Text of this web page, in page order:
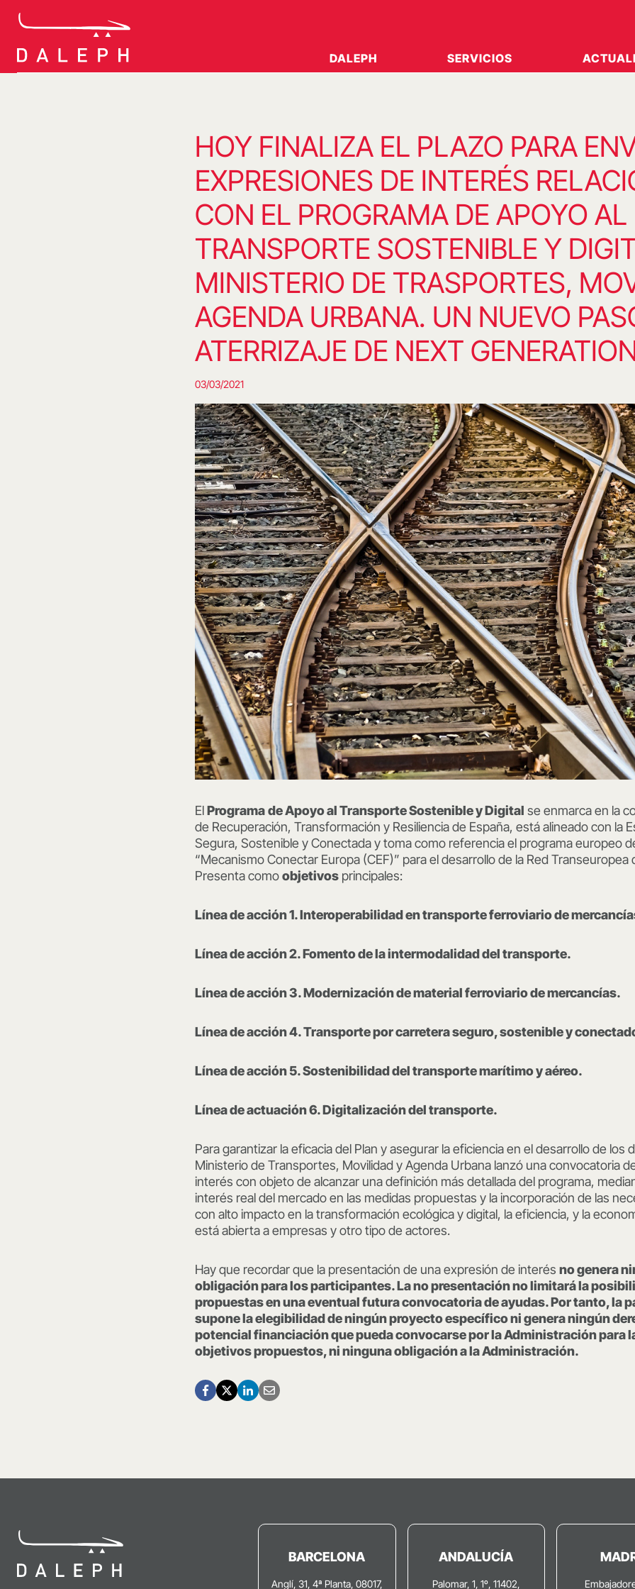
DALEPH SERVICIOS
HOY FINALIZA EL PLAZO PARA
EXPRESIONES DE INTERÉS
CON EL PROGRAMA DE APOYO AL
TRANSPORTE SOSTENIBLE Y
MINISTERIO DE TRASPORTES,
AGENDA URBANA. UN NUEVO
ATERRIZAJE DE NEXT
03/03/2021
ElProgramade Apoyo al Transporte Sostenible y Digital se enmarca en la
de Recuperación, Transformación y Resiliencia de España, está alineado con la
Segura, Sostenible y Conectada y toma como referencia el programa europeo
“Mecanismo Conectar Europa (CEF)” para el desarrollo de la Red
Presenta comoobjetivos principales:
Línea de acción 1. Interoperabilidad en transporte ferroviario de
Línea de acción 2. Fomento de la intermodalidad del transporte.
Línea de acción 3. Modernización de material ferroviario de mercancías.
Línea de acción 4. Transporte por carretera seguro, sostenible y
Línea de acción 5. Sostenibilidad del transporte marítimo y aéreo.
Línea de actuación 6. Digitalización del transporte.
Para garantizar la eficacia del Plan y asegurar la eficiencia en el desarrollo de
Ministerio de Transportes, Movilidad y Agenda Urbana lanzó una convocatoria
interés con objeto de alcanzar una definición más detallada del programa,
interés real del mercado en las medidas propuestas y la incorporación de las
con alto impacto en la transformación ecológica y digital, la eficiencia, y la
está abierta a empresas y otro tipo de actores.
Hay que recordar que la presentación de una expresión de interés no genera
obligación para los participantes. La no presentación no limitará la
propuestas en una eventual futura convocatoria de ayudas. Por tanto, la
supone la elegibilidad de ningún proyecto específico ni genera ningún
potencial financiación que pueda convocarse por la Administración para
objetivos propuestos, ni ninguna obligación a la Administración.
BARCELONA
Anglí, 31, 4ª Planta, 08017,
ANDALUCÍA
Palomar, 1, 1º, 11402,